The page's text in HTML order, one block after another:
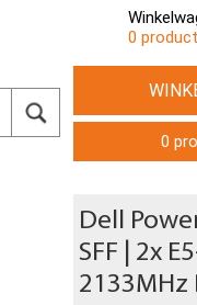
0
0
Dell
SFF | 2x
2133MHz